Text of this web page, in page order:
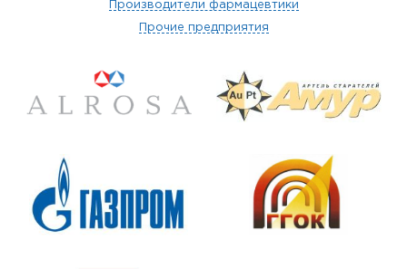
Производители фармацевтики
Прочие предприятия